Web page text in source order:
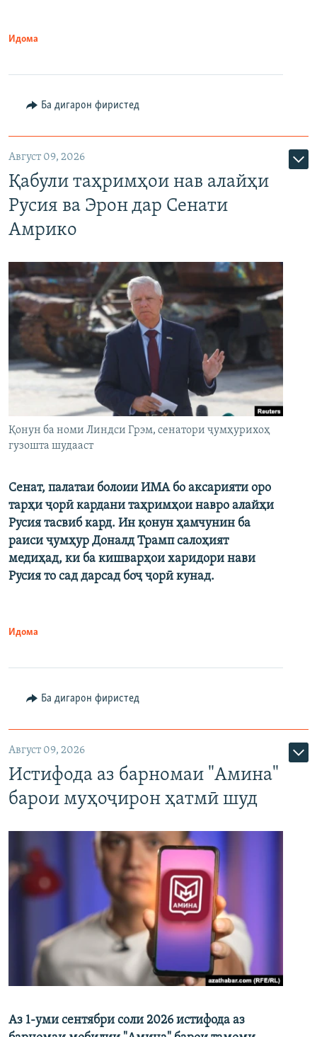
Идома
Ба дигарон фиристед
Август 09, 2026
Қабули таҳримҳои нав алайҳи
Русия ва Эрон дар Сенати
Амрико
Қонун ба номи Линдси Грэм, сенатори ҷумҳурихоҳ
гузошта шудааст
Сенат, палатаи болоии ИМА бо аксарияти оро
тарҳи ҷорӣ кардани таҳримҳои навро алайҳи
Русия тасвиб кард. Ин қонун ҳамчунин ба
раиси ҷумҳур Доналд Трамп салоҳият
медиҳад, ки ба кишварҳои харидори нави
Русия то сад дарсад боҷ ҷорӣ кунад.
Идома
Ба дигарон фиристед
Август 09, 2026
Истифода аз барномаи "Амина"
барои муҳоҷирон ҳатмӣ шуд
Аз 1-уми сентябри соли 2026 истифода аз